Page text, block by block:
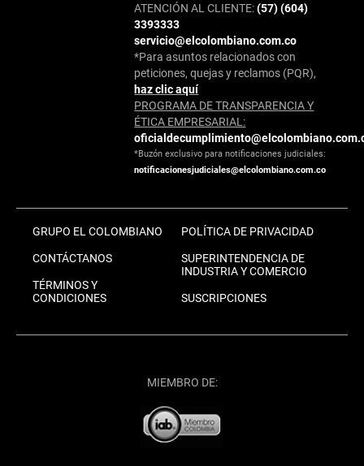
ATENCIÓN AL CLIENTE:(57) (604)
3393333
servicio@elcolombiano.com.co
*Para asuntos relacionados con
peticiones, quejas y reclamos (PQR),
haz clic aquí
PROGRAMA DE TRANSPARENCIA Y
ÉTICA EMPRESARIAL:
*Buzón exclusivo para notificaciones judiciales:
notificacionesjudiciales@elcolombiano.com.co
GRUPO EL COLOMBIANO
CONTÁCTANOS
TÉRMINOS Y
CONDICIONES
POLÍTICA DE PRIVACIDAD
SUPERINTENDENCIA DE
INDUSTRIA Y COMERCIO
SUSCRIPCIONES
MIEMBRO DE: